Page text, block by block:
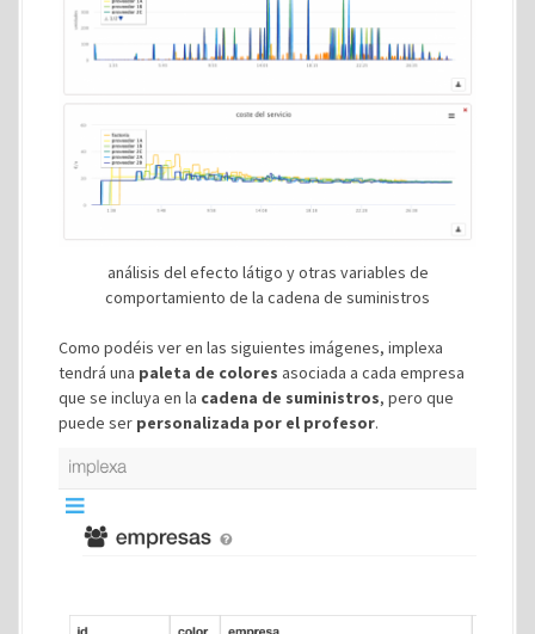
análisis del efecto látigo y otras variables de
comportamiento de la cadena de suministros
Como podéis ver en las siguientes imágenes, implexa
tendrá una paleta de colores asociada a cada empresa
que se incluya en la cadena de suministros, pero que
puede ser personalizada por el profesor.